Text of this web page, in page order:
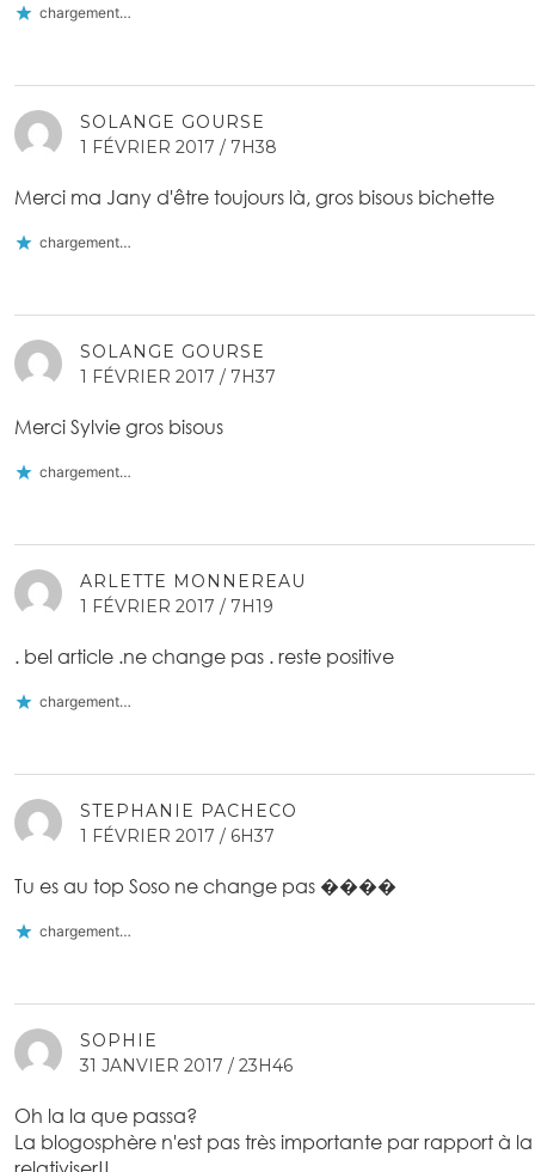
chargement…
SOLANGE GOURSE
1 FÉVRIER 2017 / 7H38
Merci ma Jany d'être toujours là, gros bisous bichette
chargement…
SOLANGE GOURSE
1 FÉVRIER 2017 / 7H37
Merci Sylvie gros bisous
chargement…
ARLETTE MONNEREAU
1 FÉVRIER 2017 / 7H19
. bel article .ne change pas . reste positive
chargement…
STEPHANIE PACHECO
1 FÉVRIER 2017 / 6H37
Tu es au top Soso ne change pas ����
chargement…
SOPHIE
31 JANVIER 2017 / 23H46
Oh la la que passa?
La blogosphère n'est pas très importante par rapport à